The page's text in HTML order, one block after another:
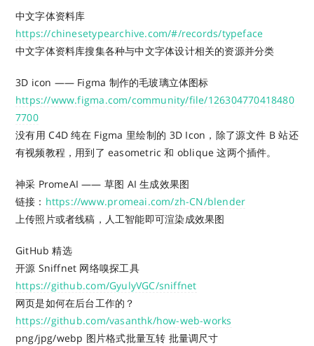
中文字体资料库
https://chinesetypearchive.com/#/records/typeface
中文字体资料库搜集各种与中文字体设计相关的资源并分类
3D icon —— Figma 制作的毛玻璃立体图标
https://www.figma.com/community/file/126304770418480
7700
没有用 C4D 纯在 Figma 里绘制的 3D Icon，除了源文件 B 站还
有视频教程，用到了 easometric 和 oblique 这两个插件。
神采 PromeAI —— 草图 AI 生成效果图
链接： https://www.promeai.com/zh-CN/blender
上传照片或者线稿，人工智能即可渲染成效果图
GitHub 精选
开源 Sniffnet 网络嗅探工具
https://github.com/GyulyVGC/sniffnet
网页是如何在后台工作的？
https://github.com/vasanthk/how-web-works
png/jpg/webp 图片格式批量互转 批量调尺寸